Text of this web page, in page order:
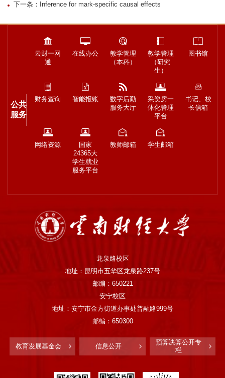
下一条：Inference for mark-specific causal effects
公共
服务
云财一网
通
在线办公
教学管理
（本科）
教学管理
（研究
生）
图书馆
财务查询 智能报账
数字后勤
服务大厅
采资房一
体化管理
平台
书记、校
长信箱
网络资源
国家
24365大
学生就业
服务平台
教师邮箱 学生邮箱
龙泉路校区
地址：昆明市五华区龙泉路237号
邮编：650221
安宁校区
地址：安宁市金方街道办事处普融路999号
邮编：650300
教育发展基金会 信息公开
预算决算公开专
栏